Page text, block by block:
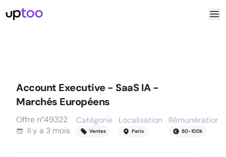
Account Executive - SaaS IA -
Marchés Européens
Offre n°49322
Il y a 3 mois
Catégorie
Ventes
Localisation
Paris
Rémunération
80-100k